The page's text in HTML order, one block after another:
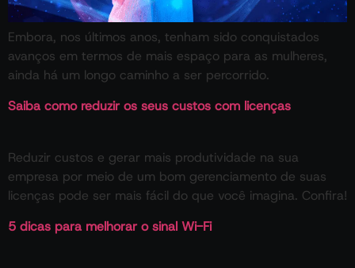
Embora, nos últimos anos, tenham sido conquistados
avanços em termos de mais espaço para as mulheres,
ainda há um longo caminho a ser percorrido.
Saiba como reduzir os seus custos com licenças
Reduzir custos e gerar mais produtividade na sua
empresa por meio de um bom gerenciamento de suas
licenças pode ser mais fácil do que você imagina. Confira!
5 dicas para melhorar o sinal Wi-Fi